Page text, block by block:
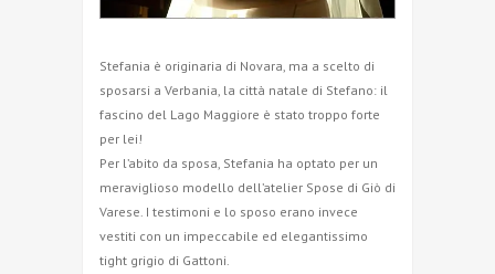
Stefania è originaria di Novara, ma a scelto di
sposarsi a Verbania, la città natale di Stefano: il
fascino del Lago Maggiore è stato troppo forte
per lei!
Per l’abito da sposa, Stefania ha optato per un
meraviglioso modello dell’atelier Spose di Giò di
Varese. I testimoni e lo sposo erano invece
vestiti con un impeccabile ed elegantissimo
tight grigio di Gattoni.